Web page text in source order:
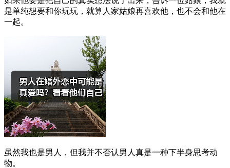
是单纯想要和你玩玩，就算人家姑娘再喜欢他，也不会和他在
一起。
虽然我也是男人，但我并不否认男人真是一种下半身思考动
物。